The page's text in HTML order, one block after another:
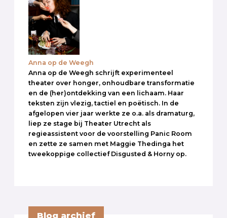
Anna op de Weegh
Anna op de Weegh schrijft experimenteel
theater over honger, onhoudbare transformatie
en de (her)ontdekking van een lichaam. Haar
teksten zijn vlezig, tactiel en poëtisch. In de
afgelopen vier jaar werkte ze o.a. als dramaturg,
liep ze stage bij Theater Utrecht als
regieassistent voor de voorstelling Panic Room
en zette ze samen met Maggie Thedinga het
tweekoppige collectief Disgusted & Horny op.
Blog archief